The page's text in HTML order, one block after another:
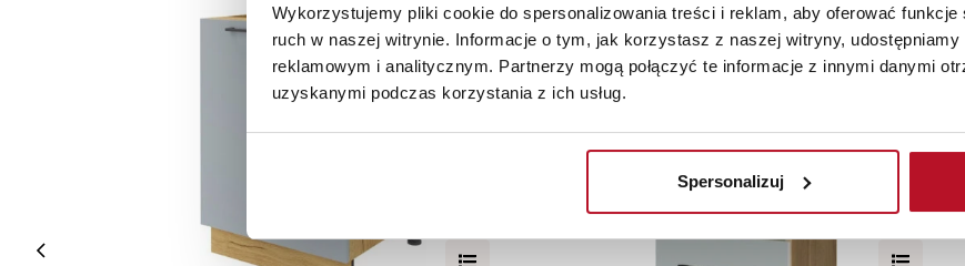
Wykorzystujemy pliki cookie do spersonalizowania treści i reklam, aby oferować funkcje
ruch w naszej witrynie. Informacje o tym, jak korzystasz z naszej witryny, udostępniamy
reklamowym i analitycznym. Partnerzy mogą połączyć te informacje z innymi danymi
uzyskanymi podczas korzystania z ich usług.
Spersonalizuj